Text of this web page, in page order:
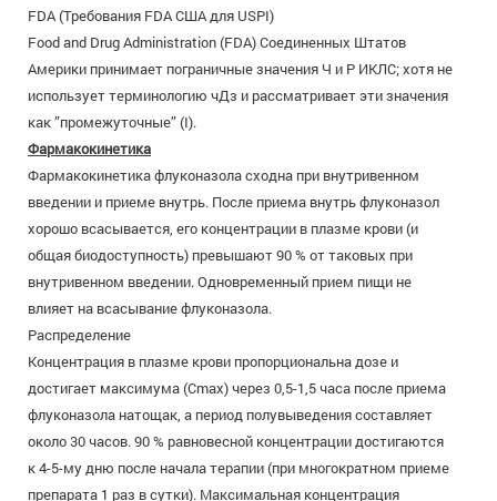
FDA (Требования FDA США для USPI)
Food and Drug Administration (FDA) Соединенных Штатов
Америки принимает пограничные значения Ч и Р ИКЛС; хотя не
использует терминологию чДз и рассматривает эти значения
как ”промежуточные” (I).
Фармакокинетика
Фармакокинетика флуконазола сходна при внутривенном
введении и приеме внутрь. После приема внутрь флуконазол
хорошо всасывается, его концентрации в плазме крови (и
общая биодоступность) превышают 90 % от таковых при
внутривенном введении. Одновременный прием пищи не
влияет на всасывание флуконазола.
Распределение
Концентрация в плазме крови пропорциональна дозе и
достигает максимума (Сmax) через 0,5-1,5 часа после приема
флуконазола натощак, а период полувыведения составляет
около 30 часов. 90 % равновесной концентрации достигаются
к 4-5-му дню после начала терапии (при многократном приеме
препарата 1 раз в сутки). Максимальная концентрация